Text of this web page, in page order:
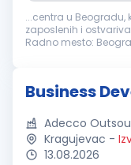
...centra u Beogradu,
zaposlenih i
Radno mesto: Beograd Profil
Business
Adecco
Kragujevac -
13.08.2026